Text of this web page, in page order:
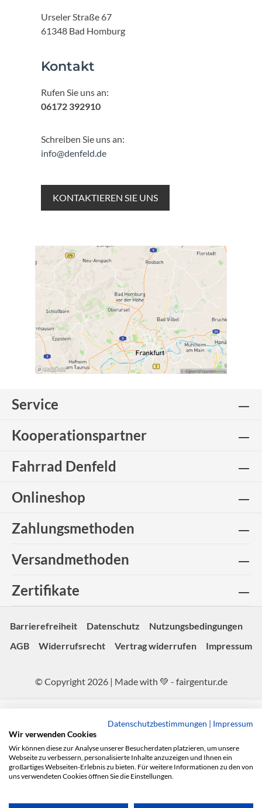
Urseler Straße 67
61348 Bad Homburg
Kontakt
Rufen Sie uns an:
06172 392910
Schreiben Sie uns an:
info@denfeld.de
KONTAKTIEREN SIE UNS
Service
Kooperationspartner
Fahrrad Denfeld
Onlineshop
Zahlungsmethoden
Versandmethoden
Zertifikate
Barrierefreiheit Datenschutz
Nutzungsbedingungen
AGB
Widerrufsrecht Vertrag widerrufen Impressum
© Copyright 2026 | Made with 💚 - fairgentur.de
Datenschutzbestimmungen | Impressum
Wir verwenden Cookies
Wir können diese zur Analyse unserer Besucherdaten platzieren, um unsere
Webseite zu verbessern, personalisierte Inhalte anzuzeigen und Ihnen ein
großartiges Webseiten-Erlebnis zu bieten. Für weitere Informationen zu den von
uns verwendeten Cookies öffnen Sie die Einstellungen.